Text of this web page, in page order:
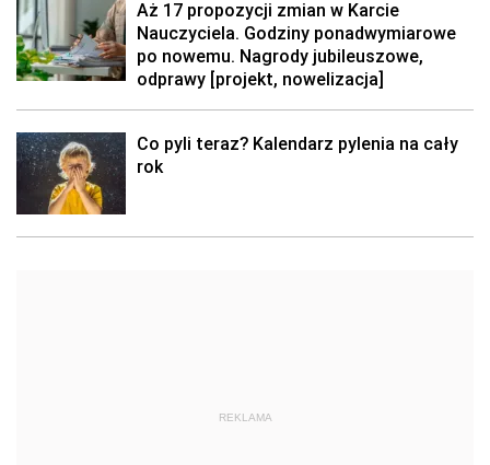
Aż 17 propozycji zmian w Karcie
Nauczyciela. Godziny ponadwymiarowe
po nowemu. Nagrody jubileuszowe,
odprawy [projekt, nowelizacja]
Co pyli teraz? Kalendarz pylenia na cały
rok
REKLAMA